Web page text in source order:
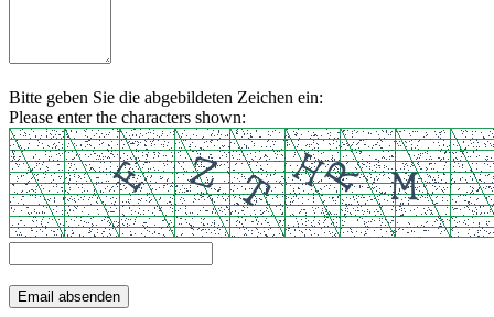
Bitte geben Sie die abgebildeten Zeichen ein:
Please enter the characters shown: